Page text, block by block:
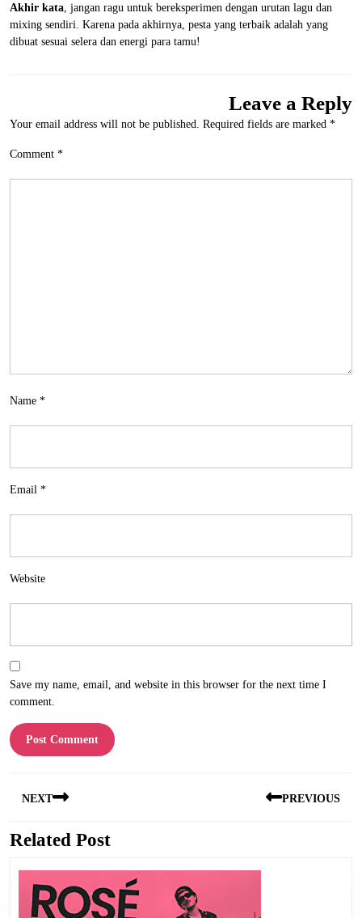
Akhir kata, jangan ragu untuk bereksperimen dengan urutan lagu dan
mixing sendiri. Karena pada akhirnya, pesta yang terbaik adalah yang
dibuat sesuai selera dan energi para tamu!
Leave a Reply
Your email address will not be published. Required fields are marked *
Comment *
Name *
Email *
Website
Save my name, email, and website in this browser for the next time I
comment.
navigation
PREVIOUS
NEXT
Next
Related Post